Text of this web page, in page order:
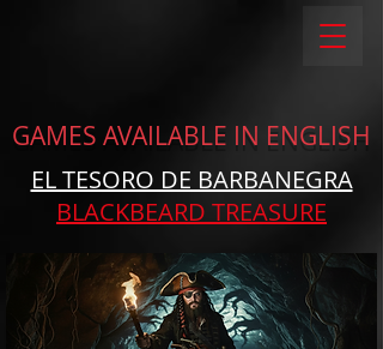
EL TESORO DE BARBANEGRA
BLACKBEARD TREASURE
GAMES AVAILABLE IN ENGLISH